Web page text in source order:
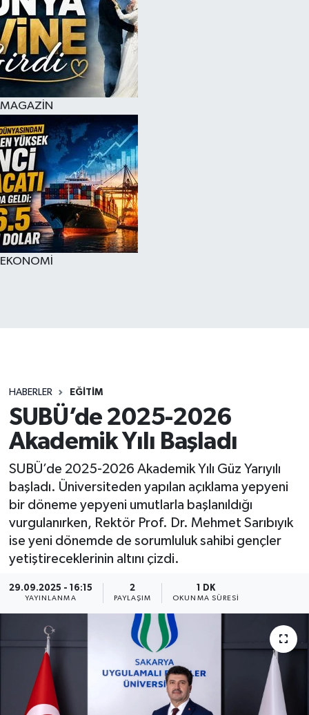
MAGAZİN
EKONOMİ
HABERLER EĞİTİM
SUBÜ’de 2025-2026
Akademik Yılı Başladı
SUBÜ’de 2025-2026 Akademik Yılı Güz Yarıyılı
başladı. Üniversiteden yapılan açıklama yepyeni
bir döneme yepyeni umutlarla başlanıldığı
vurgulanırken, Rektör Prof. Dr. Mehmet Sarıbıyık
ise yeni dönemde de sorumluluk sahibi gençler
yetiştireceklerinin altını çizdi.
29.09.2025 - 16:15
YAYINLANMA
2
PAYLAŞIM
1 DK
OKUNMA SÜRESI